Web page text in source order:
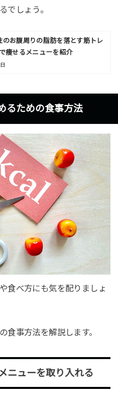
でしょう。
のお腹周りの脂肪を落とす筋トレ
痩せるメニューを紹介
るための食事方法
食べ方にも気を配りましょ
食事方法を解説します。
ニューを取り入れる